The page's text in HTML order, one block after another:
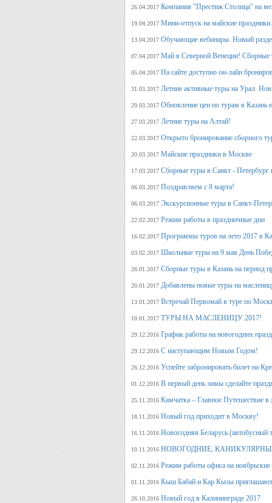
26.04.2017 Компания "Престиж Столица" на
19.04.2017 Мини-отпуск на майские
13.04.2017 Обучающие вебинары. Новый
07.04.2017 Май в Северной Венеции! Сборные
05.04.2017 На сайте доступно он-лайн
31.03.2017 Летние активные туры на Урал.
29.03.2017 Обновление цен по турам в Казань
27.03.2017 Летние туры на Алтай!
22.03.2017 Открыто бронирование сборного
20.03.2017 Майские праздники в Москве
17.03.2017 Сборные туры в Санкт - Петербург
06.03.2017 Поздравляем с 8 марта!
06.03.2017 Экскурсионные туры в Санкт-
22.02.2017 Режим работы в праздничные дни
16.02.2017 Программы туров на лето 2017 в
03.02.2017 Школьные туры на 9 мая День
26.01.2017 Сборные туры в Казань на период
20.01.2017 Добавлены новые туры на
13.01.2017 Встречай Первомай в туре по
10.01.2017 ТУРЫ НА МАСЛЕНИЦУ 2017!
29.12.2016 График работы на новогодних
29.12.2016 С наступающим Новым Годом!
26.12.2016 Успейте забронировать билет на
01.12.2016 В первый день зимы сделайте
25.11.2016 Камчатка – Главное Путешествие
18.11.2016 Новый год приходит в Москву!
16.11.2016 Новогодняя Беларусь
10.11.2016 НОВОГОДНИЕ,
02.11.2016 Режим работы офиса на ноябрьские
01.11.2016 Кыш Бабай и Кар Кызы
26.10.2016 Новый год в Калининграде 2017